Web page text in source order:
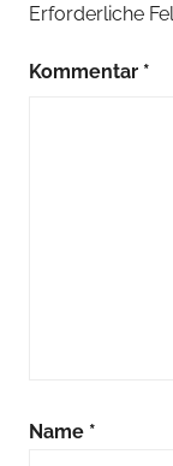
Erforderliche
Kommentar *
Name *